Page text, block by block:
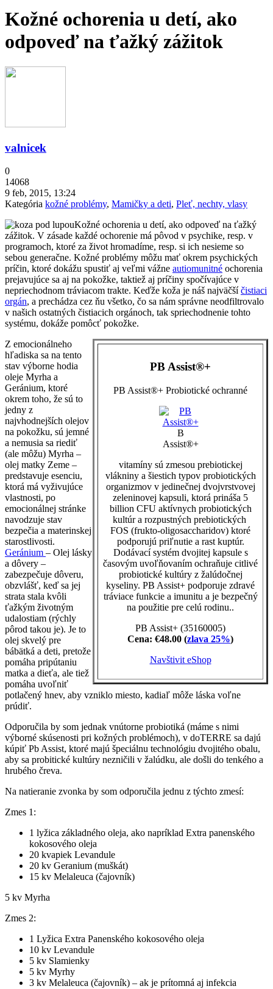
Kožné ochorenia u detí, ako
odpoveď na ťažký zážitok
valnicek
0
14068
9 feb, 2015, 13:24
Kategória kožné problémy, Mamičky a deti, Pleť, nechty, vlasy
Kožné ochorenia u detí, ako odpoveď na ťažký
zážitok. V zásade každé ochorenie má pôvod v psychike, resp. v
programoch, ktoré za život hromadíme, resp. si ich nesieme so
sebou generačne. Kožné problémy môžu mať okrem psychických
príčin, ktoré dokážu spustiť aj veľmi vážne autiomunitné ochorenia
prejavujúce sa aj na pokožke, taktiež aj príčiny spočívajúce v
nepriechodnom tráviacom trakte. Keďže koža je náš najväčšíčistiaci
orgán, a prechádza cez ňu všetko, čo sa nám správne neodfiltrovalo
v našich ostatných čistiacich orgánoch, tak spriechodnenie tohto
systému, dokáže pomôcť pokožke.
PB Assist®+
PB Assist®+ Probiotické ochranné
B
Assist®+
vitamíny sú zmesou prebiotickej
vlákniny a šiestich typov probiotických
organizmov v jedinečnej dvojvrstvovej
zeleninovej kapsuli, ktorá prináša 5
billion CFU aktívnych probiotických
kultúr a rozpustných prebiotických
FOS (frukto-oligosaccharidov) ktoré
podporujú priľnutie a rast kuptúr.
Dodávací systém dvojitej kapsule s
časovým uvoľňovaním ochraňuje citlivé
probiotické kultúry z žalúdočnej
kyseliny. PB Assist+ podporuje zdravé
tráviace funkcie a imunitu a je bezpečný
na použitie pre celú rodinu..
PB Assist+ (35160005)
Cena: €48.00 (zlava 25%)
Navštivit eShop
Z emocionálneho
hľadiska sa na tento
stav výborne hodia
oleje Myrha a
Geránium, ktoré
okrem toho, že sú to
jedny z
najvhodnejších olejov
na pokožku, sú jemné
a nemusia sa riediť
(ale môžu) Myrha –
olej matky Zeme –
predstavuje esenciu,
ktorá má vyživujúce
vlastnosti, po
emocionálnej stránke
navodzuje stav
bezpečia a materinskej
starostlivosti.
Geránium – Olej lásky
a dôvery –
zabezpečuje dôveru,
obzvlášť, keď sa jej
strata stala kvôli
ťažkým životným
udalostiam (rýchly
pôrod takou je). Je to
olej skvelý pre
bábätká a deti, pretože
pomáha pripútaniu
matka a dieťa, ale tiež
pomáha uvoľniť
potlačený hnev, aby vzniklo miesto, kadiaľ môže láska voľne
prúdiť.
Odporučila by som jednak vnútorne probiotiká (máme s nimi
výborné skúsenosti pri kožných problémoch), v doTERRE sa dajú
kúpiť Pb Assist, ktoré majú špeciálnu technológiu dvojitého obalu,
aby sa probitické kultúry nezničili v žalúdku, ale došli do tenkého a
hrubého čreva.
Na natieranie zvonka by som odporučila jednu z týchto zmesí:
Zmes 1:
1 lyžica základného oleja, ako napríklad Extra panenského
kokosového oleja
20 kvapiek Levandule
20 kv Geranium (muškát)
15 kv Melaleuca (čajovník)
5 kv Myrha
Zmes 2:
1 Lyžica Extra Panenského kokosového oleja
10 kv Levandule
5 kv Slamienky
5 kv Myrhy
3 kv Melaleuca (čajovník) – ak je prítomná aj infekcia